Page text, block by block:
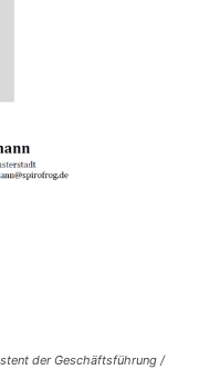
der Geschäftsführung /